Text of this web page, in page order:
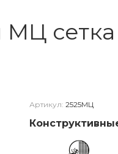
сетка
Артикул: 2525МЦ